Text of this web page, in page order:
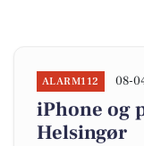
ALARM112 08-
iPhone og
Helsingør